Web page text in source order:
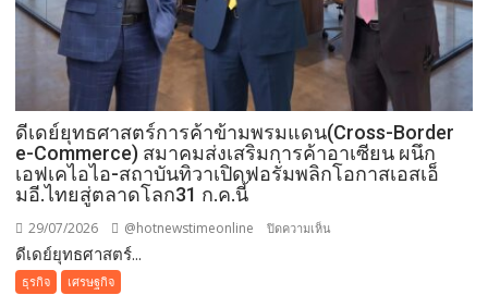
ดีเดย์ยุทธศาสตร์การค้าข้ามพรมแดน(Cross-Border
e-Commerce) สมาคมส่งเสริมการค้าอาเซียน ผนึก
เอฟเคไอไอ-สถาบันทิวาเปิดฟอรั่มพลิกโอกาสเอสเอ็
มอี.ไทยสู่ตลาดโลก31 ก.ค.นี้
29/07/2026 @hotnewstimeonline ปิดความเห็น
ดีเดย์ยุทธศาสตร์...
ธุรกิจ เศรษฐกิจ